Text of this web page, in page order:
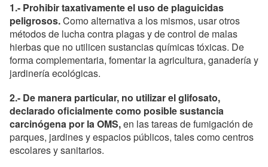
1.- Prohibir taxativamente el uso de plaguicidas
peligrosos.Como alternativa a los mismos, usar otros
métodos de lucha contra plagas y de control de malas
hierbas que no utilicen sustancias químicas tóxicas. De
forma complementaria, fomentar la agricultura, ganadería y
jardinería ecológicas.
2.- De manera particular, no utilizar el glifosato,
declarado oficialmente como posible sustancia
carcinógena por la OMS,en las tareas de fumigación de
parques, jardines y espacios públicos, tales como centros
escolares y sanitarios.